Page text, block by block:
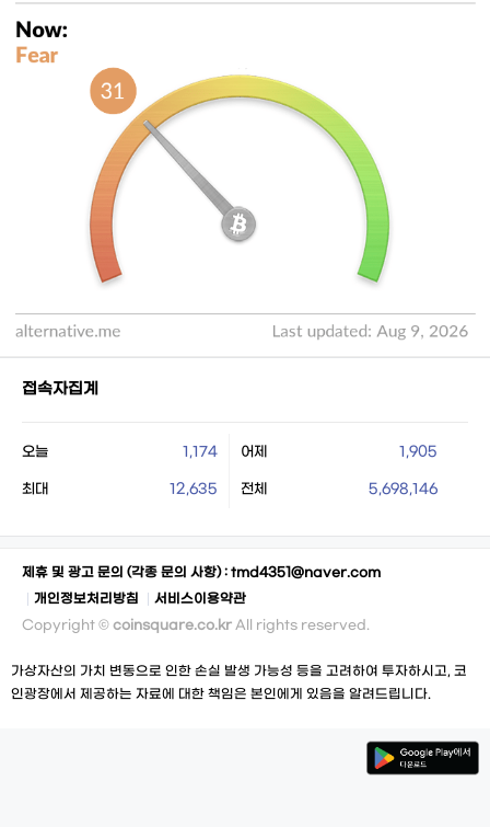
접속자집계
오늘 1,174 어제 1,905
최대 12,635 전체 5,698,146
제휴 및 광고 문의 (각종 문의 사항) : tmd4351@naver.com
개인정보처리방침
서비스이용약관
Copyright © coinsquare.co.kr All rights reserved.
가상자산의 가치 변동으로 인한 손실 발생 가능성 등을 고려하여 투자하시고, 코
인광장에서 제공하는 자료에 대한 책임은 본인에게 있음을 알려드립니다.